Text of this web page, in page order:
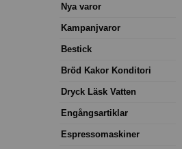
Nya varor
Kampanjvaror
Bestick
Bröd Kakor Konditori
Dryck Läsk Vatten
Engångsartiklar
Espressomaskiner